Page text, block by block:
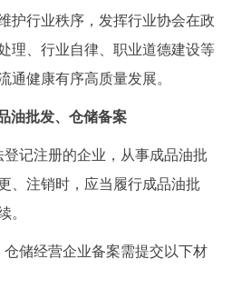
护行业秩序，发挥行业协会在政
理、行业自律、职业道德建设等
通健康有序高质量发展。
油批发、仓储备案
注册的企业，从事成品油批
、注销时，应当履行成品油批
。
经营企业备案需提交以下材